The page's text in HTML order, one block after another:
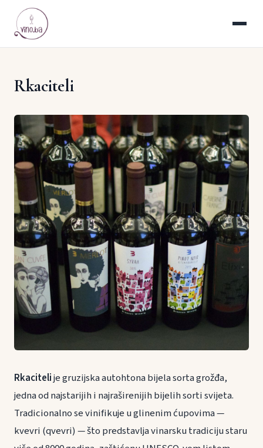
Rkaciteli
Rkacitelije gruzijska autohtona bijela sorta grožđa,
jedna od najstarijih i najraširenijih bijelih sorti svijeta.
Tradicionalno se vinifikuje u glinenim ćupovima —
kvevri (qvevri) — što predstavlja vinarsku tradiciju staru